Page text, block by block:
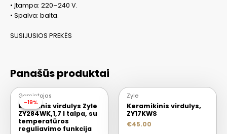
• Įtampa: 220–240 V.
• Spalva: balta.
SUSIJUSIOS PREKĖS
Panašūs produktai
-19%
-19%
Gamintojas
Elektrinis virdulys Zyle
ZY284WK,1,7 l talpa, su
temperatūros
reguliavimo funkcija
Zyle
Keramikinis virdulys,
ZY17KWS
€45.00